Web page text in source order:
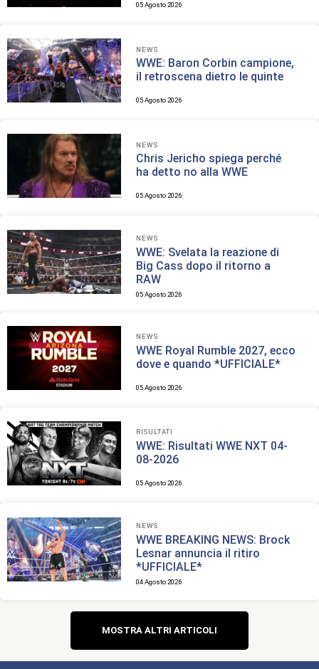
05 Agosto 2026
NEWS
WWE: Baron Corbin campione,
il retroscena dietro le quinte
05 Agosto 2026
NEWS
Chris Jericho spiega perché
ha detto no alla WWE
05 Agosto 2026
NEWS
WWE: Svelata la reazione di
Big Cass dopo il ritorno a
RAW
05 Agosto 2026
NEWS
WWE Royal Rumble 2027, ecco
dove e quando *UFFICIALE*
05 Agosto 2026
RISULTATI
WWE: Risultati WWE NXT 04-
08-2026
05 Agosto 2026
NEWS
WWE BREAKING NEWS: Brock
Lesnar annuncia il ritiro
*UFFICIALE*
04 Agosto 2026
Navigazione
articoli
MOSTRA ALTRI ARTICOLI